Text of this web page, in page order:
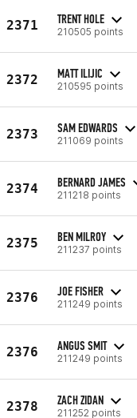
2371 TRENT HOLE
210505 points
2372 MATT ILIJIC
210595 points
2373 SAM EDWARDS
211069 points
2374 BERNARD JAMES
211218 points
2375 BEN MILROY
211237 points
2376 JOE FISHER
211249 points
2376 ANGUS SMIT
211249 points
2378 ZACH ZIDAN
211252 points